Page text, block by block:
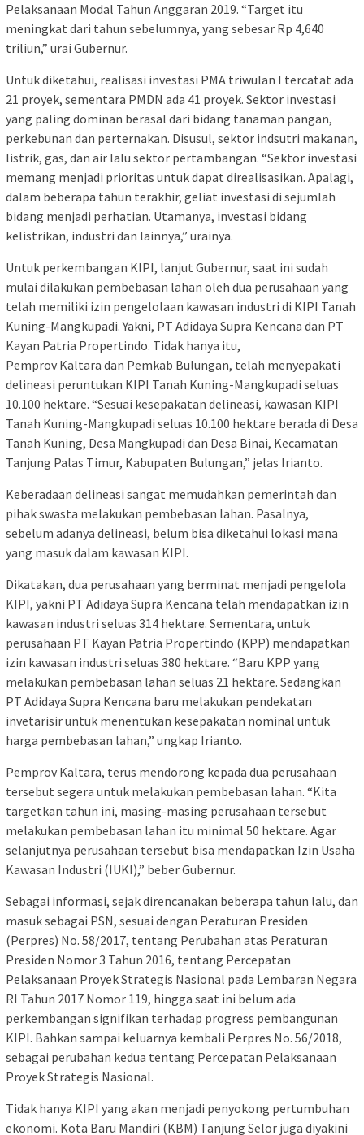
Pelaksanaan Modal Tahun Anggaran 2019. “Target itu
meningkat dari tahun sebelumnya, yang sebesar Rp 4,640
triliun,” urai Gubernur.
Untuk diketahui, realisasi investasi PMA triwulan I tercatat ada
21 proyek, sementara PMDN ada 41 proyek. Sektor investasi
yang paling dominan berasal dari bidang tanaman pangan,
perkebunan dan perternakan. Disusul, sektor indsutri makanan,
listrik, gas, dan air lalu sektor pertambangan. “Sektor investasi
memang menjadi prioritas untuk dapat direalisasikan. Apalagi,
dalam beberapa tahun terakhir, geliat investasi di sejumlah
bidang menjadi perhatian. Utamanya, investasi bidang
kelistrikan, industri dan lainnya,” urainya.
Untuk perkembangan KIPI, lanjut Gubernur, saat ini sudah
mulai dilakukan pembebasan lahan oleh dua perusahaan yang
telah memiliki izin pengelolaan kawasan industri di KIPI Tanah
Kuning-Mangkupadi. Yakni, PT Adidaya Supra Kencana dan PT
Kayan Patria Propertindo. Tidak hanya itu,
Pemprov Kaltara dan Pemkab Bulungan, telah menyepakati
delineasi peruntukan KIPI Tanah Kuning-Mangkupadi seluas
10.100 hektare. “Sesuai kesepakatan delineasi, kawasan KIPI
Tanah Kuning-Mangkupadi seluas 10.100 hektare berada di Desa
Tanah Kuning, Desa Mangkupadi dan Desa Binai, Kecamatan
Tanjung Palas Timur, Kabupaten Bulungan,” jelas Irianto.
Keberadaan delineasi sangat memudahkan pemerintah dan
pihak swasta melakukan pembebasan lahan. Pasalnya,
sebelum adanya delineasi, belum bisa diketahui lokasi mana
yang masuk dalam kawasan KIPI.
Dikatakan, dua perusahaan yang berminat menjadi pengelola
KIPI, yakni PT Adidaya Supra Kencana telah mendapatkan izin
kawasan industri seluas 314 hektare. Sementara, untuk
perusahaan PT Kayan Patria Propertindo (KPP) mendapatkan
izin kawasan industri seluas 380 hektare. “Baru KPP yang
melakukan pembebasan lahan seluas 21 hektare. Sedangkan
PT Adidaya Supra Kencana baru melakukan pendekatan
invetarisir untuk menentukan kesepakatan nominal untuk
harga pembebasan lahan,” ungkap Irianto.
Pemprov Kaltara, terus mendorong kepada dua perusahaan
tersebut segera untuk melakukan pembebasan lahan. “Kita
targetkan tahun ini, masing-masing perusahaan tersebut
melakukan pembebasan lahan itu minimal 50 hektare. Agar
selanjutnya perusahaan tersebut bisa mendapatkan Izin Usaha
Kawasan Industri (IUKI),” beber Gubernur.
Sebagai informasi, sejak direncanakan beberapa tahun lalu, dan
masuk sebagai PSN, sesuai dengan Peraturan Presiden
(Perpres) No. 58/2017, tentang Perubahan atas Peraturan
Presiden Nomor 3 Tahun 2016, tentang Percepatan
Pelaksanaan Proyek Strategis Nasional pada Lembaran Negara
RI Tahun 2017 Nomor 119, hingga saat ini belum ada
perkembangan signifikan terhadap progress pembangunan
KIPI. Bahkan sampai keluarnya kembali Perpres No. 56/2018,
sebagai perubahan kedua tentang Percepatan Pelaksanaan
Proyek Strategis Nasional.
Tidak hanya KIPI yang akan menjadi penyokong pertumbuhan
ekonomi. Kota Baru Mandiri (KBM) Tanjung Selor juga diyakini